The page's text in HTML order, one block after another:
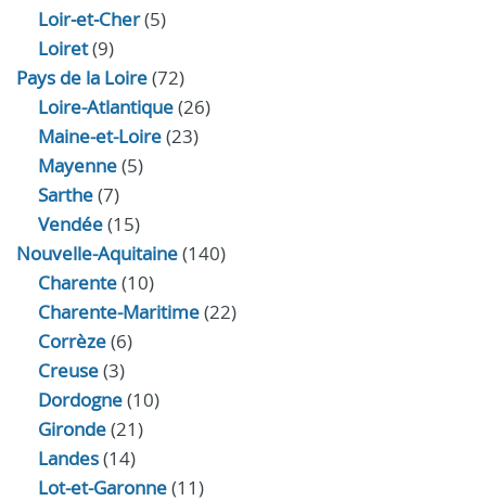
Loir‑et‑Cher(5)
Loiret(9)
Pays de la Loire(72)
Loire-Atlantique(26)
Maine-et-Loire(23)
Mayenne(5)
Sarthe(7)
Vendée(15)
Nouvelle-Aquitaine(140)
Charente(10)
Charente-Maritime(22)
Corrèze(6)
Creuse(3)
Dordogne(10)
Gironde(21)
Landes(14)
Lot-et-Garonne(11)